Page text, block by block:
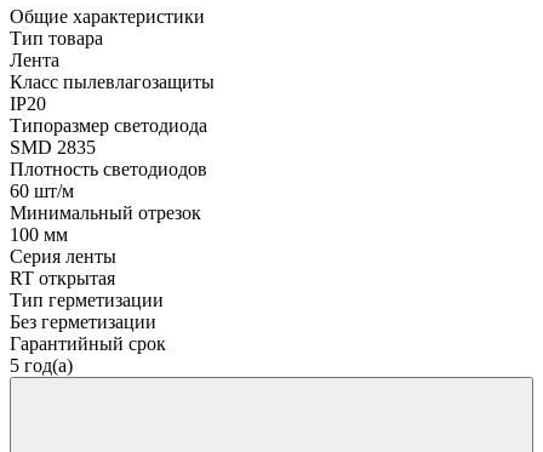
Общие характеристики
Тип товара
Лента
Класс пылевлагозащиты
IP20
Типоразмер светодиода
SMD 2835
Плотность светодиодов
60 шт/м
Минимальный отрезок
100 мм
Серия ленты
RT открытая
Тип герметизации
Без герметизации
Гарантийный срок
5 год(а)